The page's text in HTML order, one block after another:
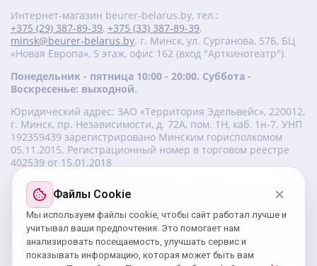
Интернет-магазин beurer-belarus.by, тел.:
+375 (29) 387-89-39, +375 (33) 387-89-39,
minsk@beurer-belarus.by. г. Минск, ул. Сурганова, 57Б, БЦ
«Новая Европа», 5 этаж, офис 162 (вход "Арткинотеатр").
Понедельник - пятница 10:00 - 20:00. Суббота -
Воскресенье: выходной.
Юридический адрес: ЗАО «Территория Эдельвейс», 220012,
г. Минск, пр. Независимости, д. 72А, пом. 1Н, каб. 1н-7. УНП
‎192359439 зарегистрировано Минским горисполкомом
05.11.2015. Регистрационный номер в торговом реестре
402539 от 15.01.2018
Изготовитель beurer: Бойрер Гмбх, Софлингер штрассе 218,
89077-УЛМ, Германия.
Импортер: ЗАО «Территория Эдельвейс», 220056, г. Минск,
ул. 50 лет Победы, д. 8, пом. 56.
Сервисный центр: г. Минск, ул. Сурганова, 57Б, офис 162,
тел.: +375 29 180 89 39;service@beurer-belarus.by
Файлы Cookie
Мы используем файлы cookie, чтобы сайт работал лучше и
учитывал ваши предпочтения. Это помогает нам
анализировать посещаемость, улучшать сервис и
показывать информацию, которая может быть вам